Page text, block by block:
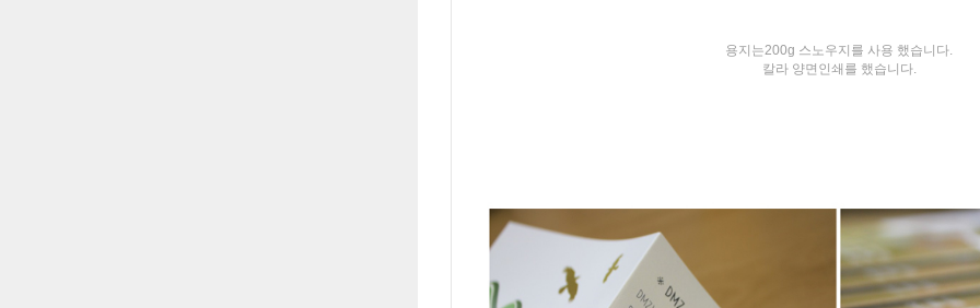
용지는200g 스노우지를 사용 했습니다.
칼라 양면인쇄를 했습니다.